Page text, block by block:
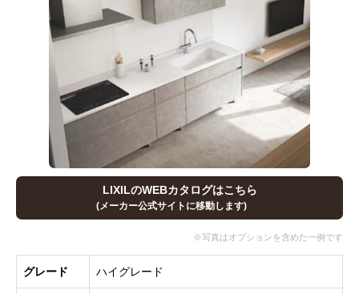
LIXILのWEBカタログはこちら
(メーカー公式サイトに移動します)
グレード ハイグレード